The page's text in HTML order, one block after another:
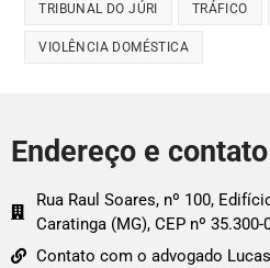
TRIBUNAL DO JÚRI TRÁFICO
VIOLÊNCIA DOMÉSTICA
Endereço e contato
Rua Raul Soares, nº 100,
Caratinga (MG), CEP nº 35.300-
Contato com o advogado